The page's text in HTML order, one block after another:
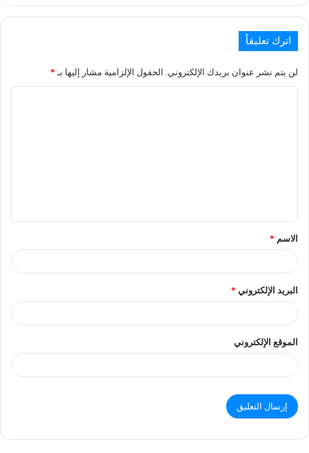
اترك تعليقاً
لن يتم نشر عنوان بريدك الإلكتروني. الحقول الإلزامية مشار إليها بـ *
الاسم *
البريد الإلكتروني *
الموقع الإلكتروني